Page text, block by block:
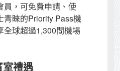
員，可免費申請、使
青睞的Priority Pass機
全球超過1,300間機場
禮遇